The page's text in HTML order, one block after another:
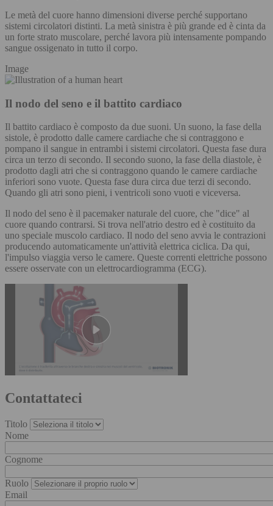
Le metà del cuore hanno dimensioni diverse perché supportano
sistemi circolatori distinti. La metà sinistra è più grande ed è cinta da
un forte strato muscolare, perché lavora più intensamente pompando
sangue ossigenato in tutto il corpo.
Image
Il nodo del seno e il battito cardiaco
Il battito cardiaco è composto da due suoni. Un suono, la fase della
sistole, è prodotto dalle camere cardiache che si contraggono e
pompano il sangue in entrambi i sistemi circolatori. Questa fase dura
circa un terzo di secondo. Il secondo suono, la fase della diastole, è
prodotto dagli atri che si contraggono quando le camere cardiache
inferiori sono vuote. Questa fase dura circa due terzi di secondo.
Quando gli atri sono pieni, i ventricoli sono vuoti e viceversa.
Il nodo del seno è il pacemaker naturale del cuore, che "dice" al
cuore quando contrarsi. Si trova nell'atrio destro ed è costituito da
uno speciale muscolo cardiaco. Il nodo del seno avvia le contrazioni
producendo automaticamente un'attività elettrica ciclica. Da qui,
l'impulso viaggia verso le camere. Queste correnti elettriche possono
essere osservate con un elettrocardiogramma (ECG).
Contattateci
Titolo
Nome
Cognome
Ruolo
Email